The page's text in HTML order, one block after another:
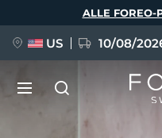
ALLE FOREO-
US 10/08/